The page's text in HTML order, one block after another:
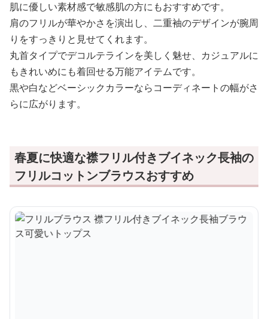
肌に優しい素材感で敏感肌の方にもおすすめです。
肩のフリルが華やかさを演出し、二重袖のデザインが腕周
りをすっきりと見せてくれます。
丸首タイプでデコルテラインを美しく魅せ、カジュアルに
もきれいめにも着回せる万能アイテムです。
黒や白などベーシックカラーならコーディネートの幅がさ
らに広がります。
春夏に快適な襟フリル付きブイネック長袖の
フリルコットンブラウスおすすめ